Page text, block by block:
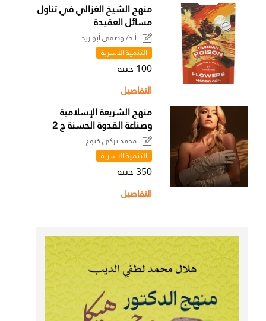
منهج الشيخ الغزالي في تناول
مسائل العقيدة
أ.د/ وصفي أبو زيد
التنمية الاسرية
100 جنية
التفاصيل
منهج الشريعة الإسلامية
وصناعة القدوة الحسنة ج 2
محمد تركي كتوع
التنمية الاسرية
350 جنية
التفاصيل